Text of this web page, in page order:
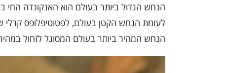
הנחש הגדול ביותר בעולם הוא האנקונדה החי
הנחש המהיר ביותר בעולם המסוגל לזחול